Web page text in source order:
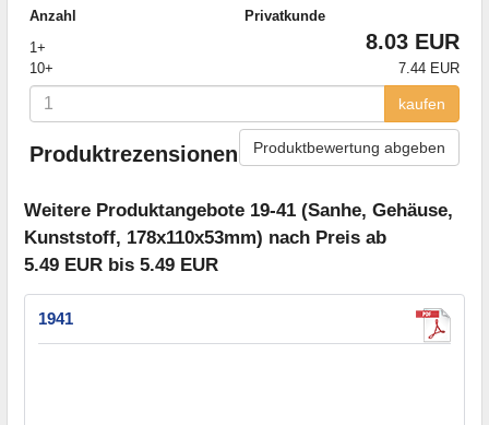
Anzahl
Privatkunde
1+
8.03 EUR
10+ 7.44 EUR
kaufen
Produktrezensionen Produktbewertung abgeben
Weitere Produktangebote 19-41 (Sanhe, Gehäuse,
Kunststoff, 178x110x53mm) nach Preis ab
5.49 EUR bis 5.49 EUR
1941